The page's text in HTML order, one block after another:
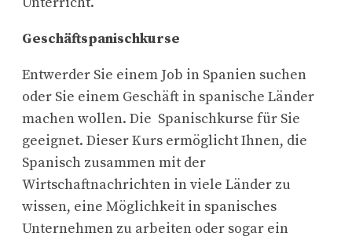
Geschäftspanischkurse
Entwerder Sie einem Job in Spanien suchen
oder Sie einem Geschäft in spanische Länder
machen wollen. Die Spanischkurse für Sie
geeignet. Dieser Kurs ermöglicht Ihnen, die
Spanisch zusammen mit der
Wirtschaftnachrichten in viele Länder zu
wissen, eine Möglichkeit in spanisches
Unternehmen zu arbeiten oder sogar ein